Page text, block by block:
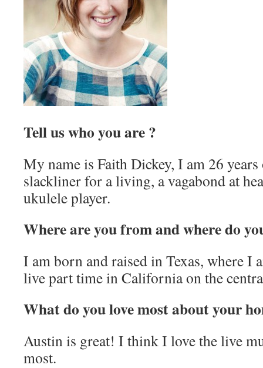
Tell us who you are ?
My name is Faith Dickey, I am 26
slackliner for a living, a vagabond at
ukulele player.
Where are you from and where do
I am born and raised in Texas, where I
live part time in California on the
What do you love most about your
Austin is great! I think I love the live
most.